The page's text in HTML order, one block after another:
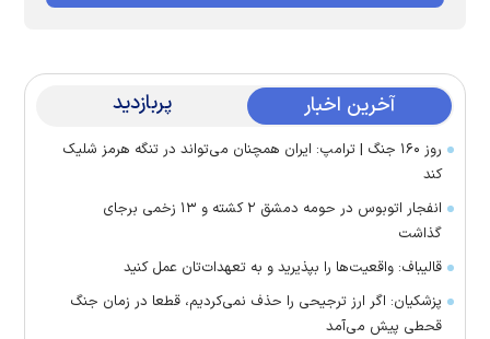
آخرین اخبار پربازدید
روز ۱۶۰ جنگ | ترامپ: ایران همچنان می‌تواند در تنگه هرمز شلیک
کند
انفجار اتوبوس در حومه دمشق ۲ کشته و ۱۳ زخمی برجای
گذاشت
قالیباف: واقعیت‌ها را بپذیرید و به تعهدات‌تان عمل کنید
پزشکیان: اگر ارز ترجیحی را حذف نمی‌کردیم، قطعا در زمان جنگ
قحطی پیش می‌آمد